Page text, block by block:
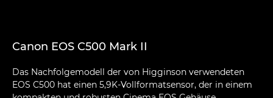
Canon EOS C500 Mark II
Das Nachfolgemodell der von Higginson verwendeten
EOS C500 hat einen 5,9K-Vollformatsensor, der in einem